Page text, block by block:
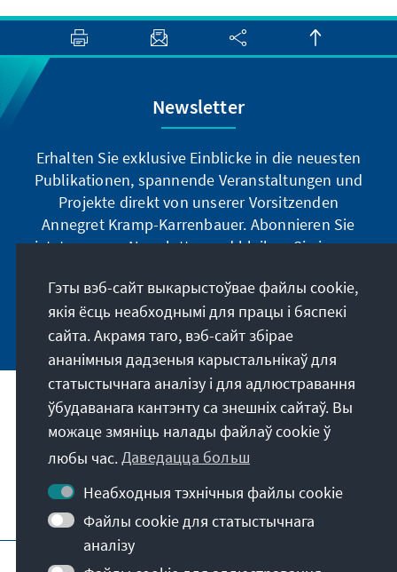
Newsletter
Erhalten Sie exklusive Einblicke in die neuesten
Publikationen, spannende Veranstaltungen und
Projekte direkt von unserer Vorsitzenden
Annegret Kramp-Karrenbauer. Abonnieren Sie
jetzt unseren Newsletter und bleiben Sie immer
Jetzt abonnieren
Наша місія
Кантакт
Іншыя прапановы ад фундацыі
Выходныя дадзеныя
Гэты вэб-сайт выкарыстоўвае файлы cookie,
якія ёсць неабходнымі для працы і бяспекі
сайта. Акрамя таго, вэб-сайт збірае
ананімныя дадзеныя карыстальнікаў для
статыстычнага аналізу і для адлюстравання
ўбудаванага кантэнту са знешніх сайтаў. Вы
можаце змяніць налады файлаў cookie ў
любы час.Даведацца больш
Неабходныя тэхнічныя файлы cookie
Файлы cookie для статыстычнага
аналізу